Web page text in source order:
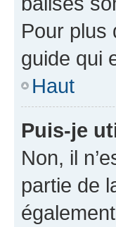
Pour plus
guide qui
Haut
Puis-je
Non, il
partie de